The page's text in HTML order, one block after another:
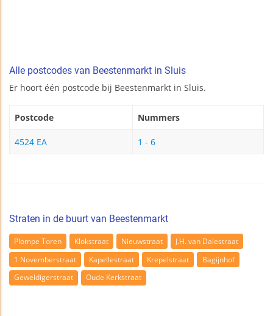
Alle postcodes van Beestenmarkt in Sluis
Er hoort één postcode bij Beestenmarkt in Sluis.
Postcode Nummers
4524 EA 1 - 6
Straten in de buurt van Beestenmarkt
Plompe Toren Klokstraat Nieuwstraat
J.H. van Dalestraat
1 Novemberstraat
Kapellestraat Krepelstraat
Bagijnhof
Geweldigerstraat
Oude Kerkstraat